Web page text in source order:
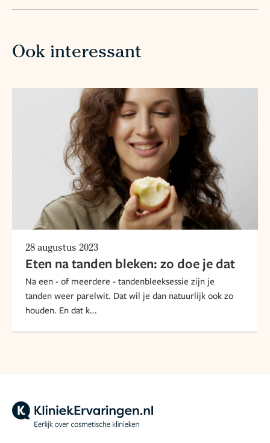
Ook interessant
28 augustus 2023
Eten na tanden bleken: zo doe je dat
Na een - of meerdere - tandenbleeksessie zijn je
tanden weer parelwit. Dat wil je dan natuurlijk ook zo
houden. En dat k...